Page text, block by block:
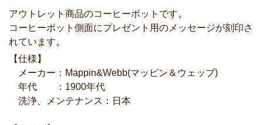
アウトレット商品のコーヒーポットです。
コーヒーポット側面にプレゼント用のメッセージが刻印さ
れています。
【仕様】
メーカー：Mappin&Webb(マッピン＆ウェッブ)
年代 ：1900年代
洗浄、メンテナンス：日本